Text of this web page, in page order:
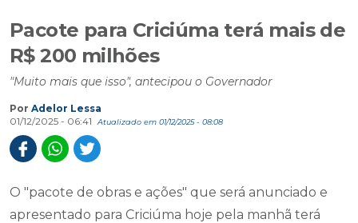
Pacote para Criciúma terá mais de
R$ 200 milhões
"Muito mais que isso", antecipou o Governador
Por Adelor Lessa
01/12/2025 - 06:41
Atualizado em 01/12/2025 - 08:08
O "pacote de obras e ações" que será anunciado e
apresentado para Criciúma hoje pela manhã terá